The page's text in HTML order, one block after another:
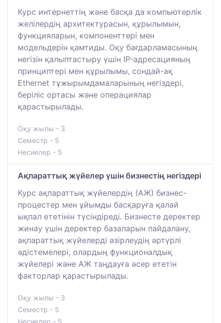
Курс интернеттің және басқа да компьютерлік
желілердің архитектурасын, құрылымын,
функцияларын, компоненттері мен
модельдерін қамтиды. Оқу бағдарламасының
негізін қалыптастыру үшін IP-адресацияның
принциптері мен құрылымы, сондай-ақ
Ethernet тұжырымдамаларының негіздері,
беріліс ортасы және операциялар
қарастырылады.
Оқу жылы - 3
Семестр - 5
Несиелер - 5
Ақпараттық жүйелер үшін бизнестің негіздері
Курс ақпараттық жүйелердің (АЖ) бизнес-
процестер мен ұйымды басқаруға қалай
ықпал ететінін түсіндіреді. Бизнесте деректер
жинау үшін деректер базаларын пайдалану,
ақпараттық жүйелерді әзірлеудің әртүрлі
әдістемелері, олардың функционалдық
жүйелері және АЖ таңдауға әсер ететін
факторлар қарастырылады.
Оқу жылы - 3
Семестр - 5
Несиелер - 5